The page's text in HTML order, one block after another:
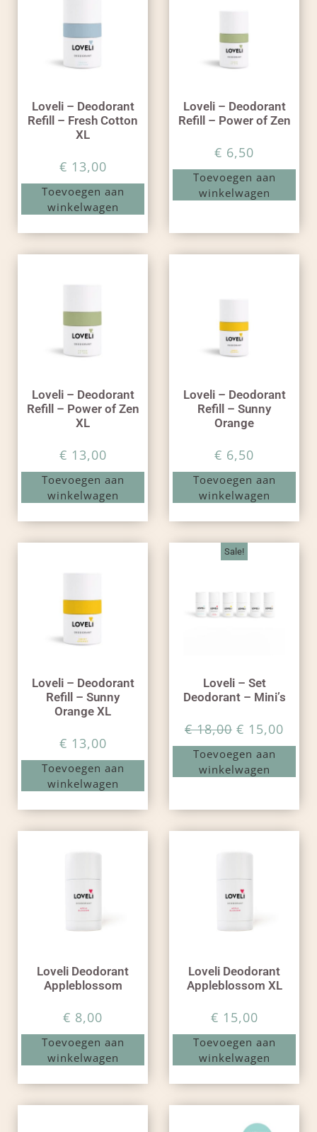
Loveli – Deodorant
Refill – Fresh Cotton
XL
€ 13,00
Toevoegen aan
winkelwagen
Loveli – Deodorant
Refill – Power of Zen
€ 6,50
Toevoegen aan
winkelwagen
Loveli – Deodorant
Refill – Power of Zen
XL
€ 13,00
Toevoegen aan
winkelwagen
Loveli – Deodorant
Refill – Sunny
Orange
€ 6,50
Toevoegen aan
winkelwagen
Loveli – Deodorant
Refill – Sunny
Orange XL
€ 13,00
Toevoegen aan
winkelwagen
Sale!
Loveli – Set
Deodorant – Mini’s
€18,00 € 15,00
Toevoegen aan
winkelwagen
Loveli Deodorant
Appleblossom
€ 8,00
Toevoegen aan
winkelwagen
Loveli Deodorant
Appleblossom XL
€ 15,00
Toevoegen aan
winkelwagen